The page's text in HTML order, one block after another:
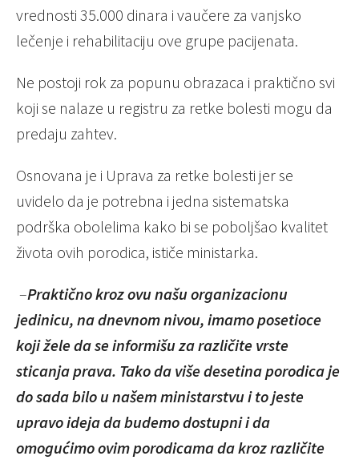
vrednosti 35.000 dinara i vaučere za vanjsko
lečenje i rehabilitaciju ove grupe pacijenata.
Ne postoji rok za popunu obrazaca i praktično svi
koji se nalaze u registru za retke bolesti mogu da
predaju zahtev.
Osnovana je i Uprava za retke bolesti jer se
uvidelo da je potrebna i jedna sistematska
podrška obolelima kako bi se poboljšao kvalitet
života ovih porodica, ističe ministarka.
–Praktično kroz ovu našu organizacionu
jedinicu, na dnevnom nivou, imamo posetioce
koji žele da se informišu za različite vrste
sticanja prava. Tako da više desetina porodica je
do sada bilo u našem ministarstvu i to jeste
upravo ideja da budemo dostupni i da
omogućimo ovim porodicama da kroz različite